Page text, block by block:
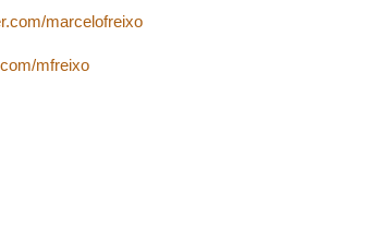
marcelofreixo
mfreixo